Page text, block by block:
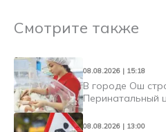
Смотрите также
08.08.2026 | 15:18
В городе Ош
Перинатальный
08.08.2026 | 13:00